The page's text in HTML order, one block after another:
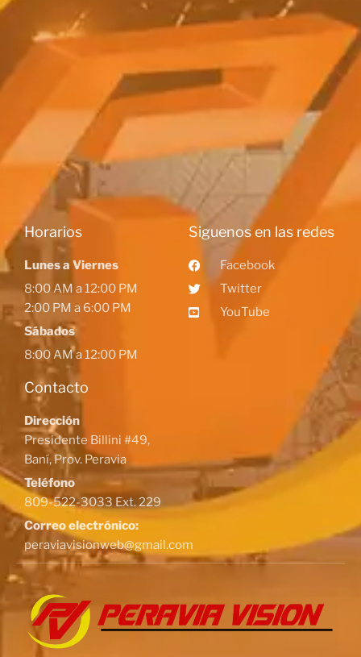
Horarios
Lunes a Viernes
8:00 AM a 12:00 PM
2:00 PM a 6:00 PM
Sábados
8:00 AM a 12:00 PM
Contacto
Dirección
Presidente Billini #49,
Baní, Prov. Peravia
Teléfono
809-522-3033 Ext. 229
Correo electrónico:
peraviavisionweb@gmail.com
Siguenos en las redes
Facebook
Twitter
YouTube